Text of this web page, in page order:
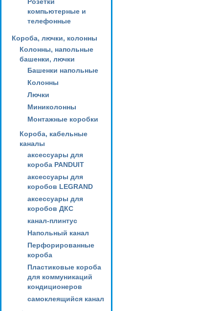
компьютерные и
телефонные
Короба, лючки, колонны
Колонны, напольные
башенки, лючки
Башенки напольные
Колонны
Лючки
Миниколонны
Монтажные коробки
Короба, кабельные
каналы
аксессуары для
короба PANDUIT
аксессуары для
коробов LEGRAND
аксессуары для
коробов ДКС
канал-плинтус
Напольный канал
Перфорированные
короба
Пластиковые короба
для коммуникаций
кондиционеров
самоклеящийся канал